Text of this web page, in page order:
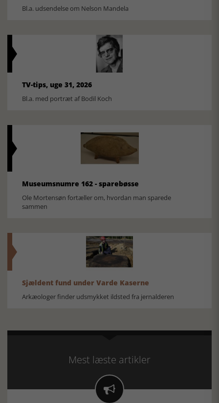
Bl.a. udsendelse om Nelson Mandela
TV-tips, uge 31, 2026
Bl.a. med portræt af Bodil Koch
Museumsnumre 162 - sparebøsse
Ole Mortensøn fortæller om, hvordan man sparede
sammen
Sjældent fund under Varde Kaserne
Arkæologer finder udsmykket ildsted fra jernalderen
Mest læste artikler
